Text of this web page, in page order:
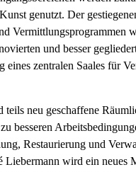
genutzt. Der
Vermittlungsprogrammen
und besser
eines zentralen Saales für
teils neu geschaffene
besseren
Restaurierung und
Liebermann wird ein neues